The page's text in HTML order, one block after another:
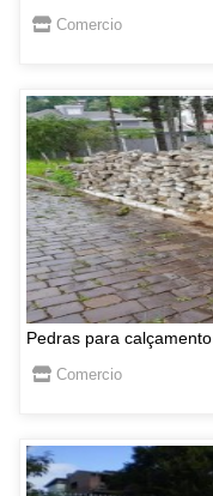
Comercio
Pedras para calçamento
Comercio